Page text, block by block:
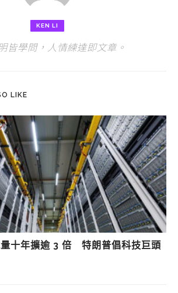
KEN LI
皆學問，人情練達即文章。
LIKE
十年擴逾 3 倍 特朗普倡科技巨頭